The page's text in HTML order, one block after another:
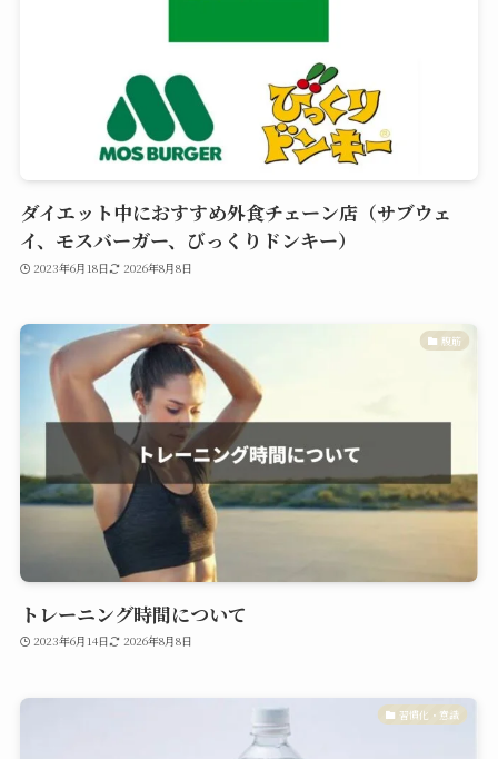
ダイエット中におすすめ外食チェーン店（サブウェ
イ、モスバーガー、びっくりドンキー）
2023年6月18日 2026年8月8日
腹筋
トレーニング時間について
2023年6月14日 2026年8月8日
習慣化・意識